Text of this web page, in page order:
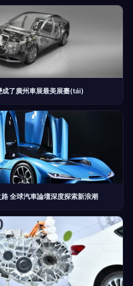
了廣州車展最美展臺(tái)
全球汽車論壇深度探索新浪潮